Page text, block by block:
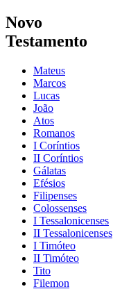
Novo
Testamento
Mateus
Marcos
Lucas
João
Atos
Romanos
I Coríntios
II Coríntios
Gálatas
Efésios
Filipenses
Colossenses
I Tessalonicenses
II Tessalonicenses
I Timóteo
II Timóteo
Tito
Filemon